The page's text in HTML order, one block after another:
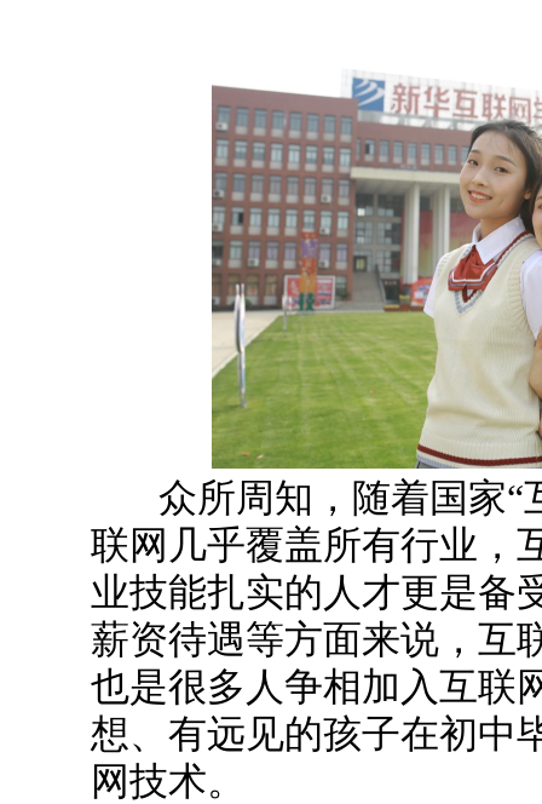
众所周知，随着国家“
联网几乎覆盖所有行业，
业技能扎实的人才更是备
薪资待遇等方面来说，互
也是很多人争相加入互联
想、有远见的孩子在初中
网技术。